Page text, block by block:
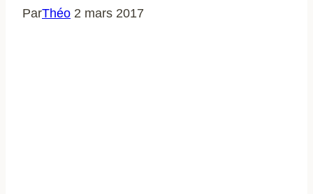
ParThéo 2 mars 2017